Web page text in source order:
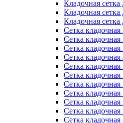
Кладочная сетка
Кладочная сетка
Кладочная
Сетка
Сетка
Сетка
Сетка
Сетка
Сетка
Сетка
Сетка
Сетка
Сетка
Сетка